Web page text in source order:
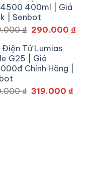
₫.là:
4.490.000 ₫.
400ml | Giá
| Senbot
₫ Giá
là:
469.000 ₫.
290.000 ₫Giá
Điện Tử Lumias
G25 | Giá
Chính Hãng |
₫ Giá
319.000 ₫Giá